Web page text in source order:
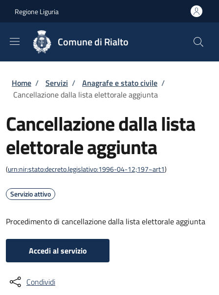
Regione Liguria
Comune di Rialto
Briciole di pane
Home / Servizi / Anagrafe e stato civile /
Cancellazione dalla lista elettorale aggiunta
Cancellazione dalla lista
elettorale aggiunta
(urn:nir:stato:decreto.legislativo:1996-04-12;197~art1)
Servizio attivo
Procedimento di cancellazione dalla lista elettorale aggiunta
Accedi al servizio
Condividi